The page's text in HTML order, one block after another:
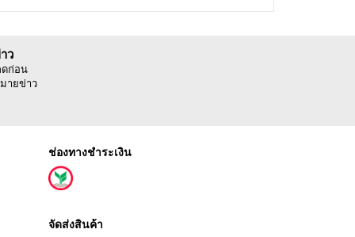
ว
ก่อน
ายข่าว
ช่องทางชำระเงิน
จัดส่งสินค้า